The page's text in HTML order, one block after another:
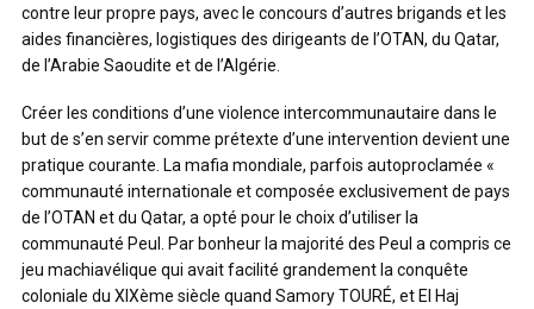
contre leur propre pays, avec le concours d’autres brigands et les
aides financières, logistiques des dirigeants de l’OTAN, du Qatar,
de l’Arabie Saoudite et de l’Algérie.
Créer les conditions d’une violence intercommunautaire dans le
but de s’en servir comme prétexte d’une intervention devient une
pratique courante. La mafia mondiale, parfois autoproclamée «
communauté internationale et composée exclusivement de pays
de l’OTAN et du Qatar, a opté pour le choix d’utiliser la
communauté Peul. Par bonheur la majorité des Peul a compris ce
jeu machiavélique qui avait facilité grandement la conquête
coloniale du XIXème siècle quand Samory TOURÉ, et El Haj